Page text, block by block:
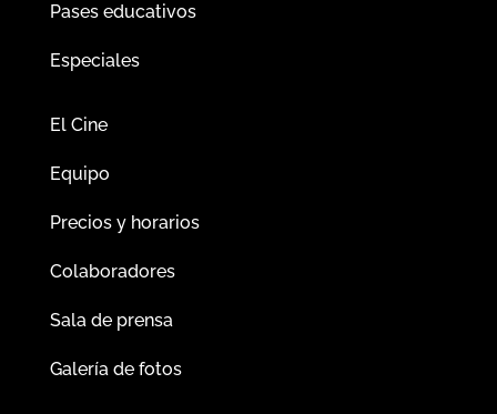
Pases educativos
Especiales
El Cine
Equipo
Precios y horarios
Colaboradores
Sala de prensa
Galería de fotos